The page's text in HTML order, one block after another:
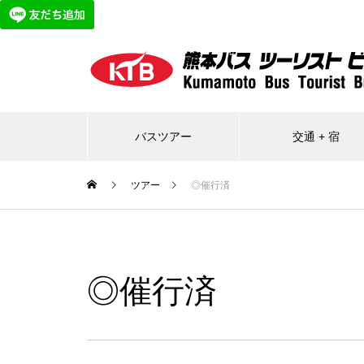
バスツアー 交通 + 宿
ツアー ◎催行済
◎催行済